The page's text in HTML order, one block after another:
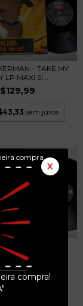
compra.
X
compra!
– TAKE MY
LP MAXI SI...
sem juros
– VESTA LP
USA 1986